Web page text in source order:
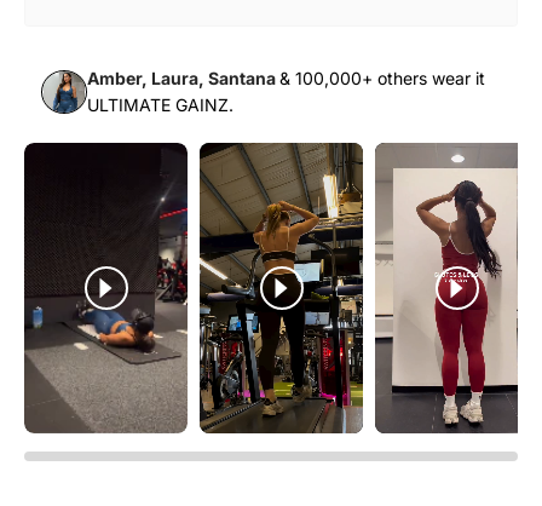
Amber, Laura, Santana& 100,000+ others wear it
ULTIMATE GAINZ.